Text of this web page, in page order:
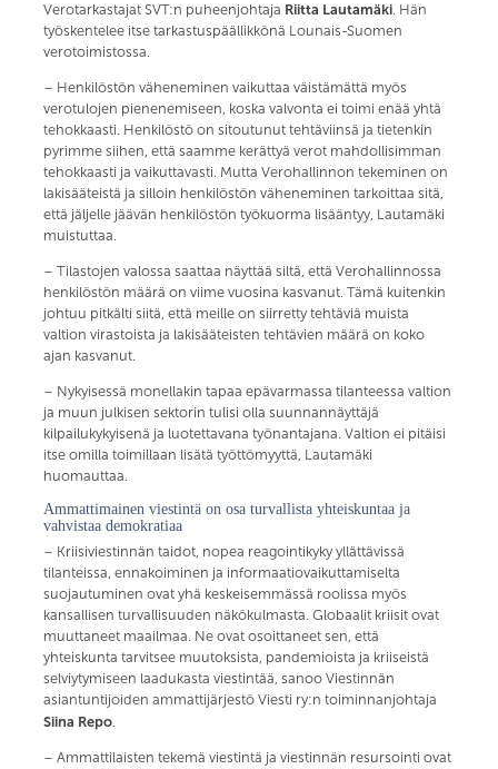
Verotarkastajat SVT:n puheenjohtaja Riitta Lautamäki. Hän
työskentelee itse tarkastuspäällikkönä Lounais-Suomen
verotoimistossa.
– Henkilöstön väheneminen vaikuttaa väistämättä myös
verotulojen pienenemiseen, koska valvonta ei toimi enää yhtä
tehokkaasti. Henkilöstö on sitoutunut tehtäviinsä ja tietenkin
pyrimme siihen, että saamme kerättyä verot mahdollisimman
tehokkaasti ja vaikuttavasti. Mutta Verohallinnon tekeminen on
lakisääteistä ja silloin henkilöstön väheneminen tarkoittaa sitä,
että jäljelle jäävän henkilöstön työkuorma lisääntyy, Lautamäki
muistuttaa.
– Tilastojen valossa saattaa näyttää siltä, että Verohallinnossa
henkilöstön määrä on viime vuosina kasvanut. Tämä kuitenkin
johtuu pitkälti siitä, että meille on siirretty tehtäviä muista
valtion virastoista ja lakisääteisten tehtävien määrä on koko
ajan kasvanut.
– Nykyisessä monellakin tapaa epävarmassa tilanteessa valtion
ja muun julkisen sektorin tulisi olla suunnannäyttäjä
kilpailukykyisenä ja luotettavana työnantajana. Valtion ei pitäisi
itse omilla toimillaan lisätä työttömyyttä, Lautamäki
huomauttaa.
Ammattimainen viestintä on osa turvallista yhteiskuntaa ja
vahvistaa demokratiaa
– Kriisiviestinnän taidot, nopea reagointikyky yllättävissä
tilanteissa, ennakoiminen ja informaatiovaikuttamiselta
suojautuminen ovat yhä keskeisemmässä roolissa myös
kansallisen turvallisuuden näkökulmasta. Globaalit kriisit ovat
muuttaneet maailmaa. Ne ovat osoittaneet sen, että
yhteiskunta tarvitsee muutoksista, pandemioista ja kriiseistä
selviytymiseen laadukasta viestintää, sanoo Viestinnän
asiantuntijoiden ammattijärjestö Viesti ry:n toiminnanjohtaja
Siina Repo.
– Ammattilaisten tekemä viestintä ja viestinnän resursointi ovat